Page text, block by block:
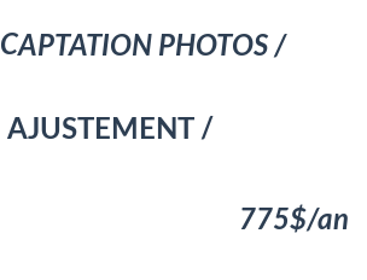
CAPTATION PHOTOS /
AJUSTEMENT /
775$/an